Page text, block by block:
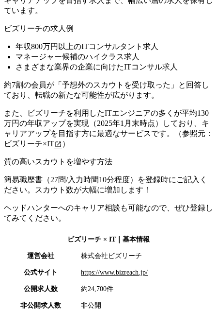
ています。
ビズリーチの求人例
年収800万円以上のITコンサルタント求人
マネージャー候補のハイクラス求人
さまざまな業界の企業に向けたITコンサル求人
約7割の会員が「予想外のスカウトを受け取った」と回答し
ており、転職の新たな可能性が広がります。
また、ビズリーチを利用したITエンジニアの多くが平均130
万円の年収アップを実現（2025年1月末時点）しており、キ
ャリアアップを目指す方に最適なサービスです。（参照元：
ビズリーチ×IT
）
質の高いスカウトを増やす方法
簡易職歴書（27問/入力時間10分程度）を登録時にご記入く
ださい。スカウト数が大幅に増加します！
ヘッドハンターへのキャリア相談も可能なので、ぜひ登録し
てみてください。
ビズリーチ × IT｜基本情報
運営会社 株式会社ビズリーチ
公式サイト https://www.bizreach.jp/
公開求人数 約24,700件
非公開求人数 非公開